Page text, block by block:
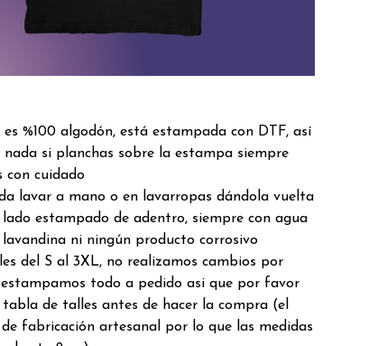
es %100 algodón, está estampada con DTF, así
nada si planchas sobre la estampa siempre
con cuidado
lavar a mano o en lavarropas dándola vuelta
estampado de adentro, siempre con agua
ni ningún producto corrosivo
del S al 3XL, no realizamos cambios por
todo a pedido asi que por favor
de talles antes de hacer la compra (el
fabricación artesanal por lo que las medidas